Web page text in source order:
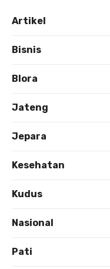
Artikel
Bisnis
Blora
Jateng
Jepara
Kesehatan
Kudus
Nasional
Pati